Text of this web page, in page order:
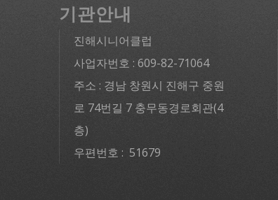
기관안내
진해시니어클럽
사업자번호 : 609-82-71064
주소 : 경남 창원시 진해구 중원
로 74번길 7 충무동경로회관(4
층)
우편번호 : 51679